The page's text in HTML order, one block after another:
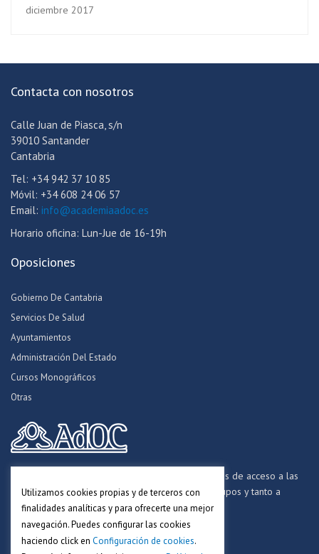
diciembre 2017
Contacta con nosotros
Calle Juan de Piasca, s/n
39010 Santander
Cantabria
Tel: +34 942 37 10 85
Móvil: +34 608 24 06 57
Email: info@academiaadoc.es
Horario oficina: Lun-Jue de 16-19h
Oposiciones
Gobierno De Cantabria
Servicios De Salud
Ayuntamientos
Administración Del Estado
Cursos Monográficos
Otras
Formamos opositores para los procesos selectivos de acceso a las
distintas Administraciones Públicas, a todos los grupos y tanto a
personal funcionario, laboral y estatutario.
Utilizamos cookies propias y de terceros con
finalidades analíticas y para ofrecerte una mejor
navegación. Puedes configurar las cookies
haciendo click en Configuración de cookies.